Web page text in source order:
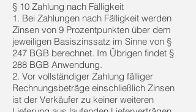
§ 10 Zahlung nach Fälligkeit
1. Bei Zahlungen nach Fälligkeit werden
Zinsen von 9 Prozentpunkten über dem
jeweiligen Basiszinssatz im Sinne von §
247 BGB berechnet. Im Übrigen findet §
288 BGB Anwendung.
2. Vor vollständiger Zahlung fälliger
Rechnungsbeträge einschließlich Zinsen
ist der Verkäufer zu keiner weiteren